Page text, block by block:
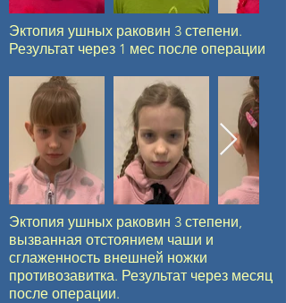
Эктопия ушных раковин 3 степени.
Результат через 1 мес после операции
Эктопия ушных раковин 3 степени,
вызванная отстоянием чаши и
сглаженность внешней ножки
противозавитка. Результат через месяц
после операции.